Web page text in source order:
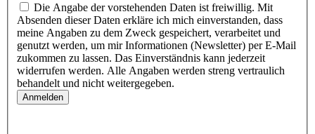
Absenden dieser Daten erkläre ich mich einverstanden, dass
meine Angaben zu dem Zweck gespeichert, verarbeitet und
genutzt werden, um mir Informationen (Newsletter) per E-Mail
zukommen zu lassen. Das Einverständnis kann jederzeit
widerrufen werden. Alle Angaben werden streng vertraulich
behandelt und nicht weitergegeben.